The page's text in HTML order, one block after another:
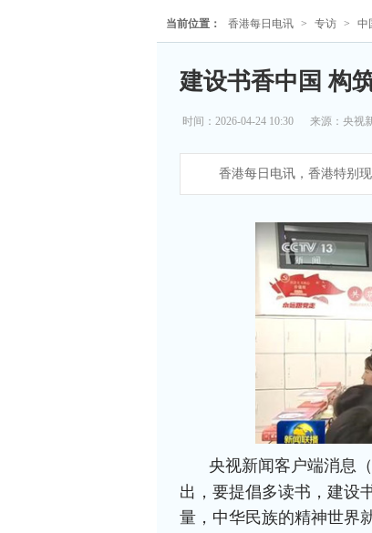
当前位置： 香港每日电讯 > 专访 > 中
建设书香中国 构
时间：2026-04-24 10:30 来源： 央视
香港每日电讯，香港特别现
央视新闻客户端消息
出，要提倡多读书，建设
量，中华民族的精神世界